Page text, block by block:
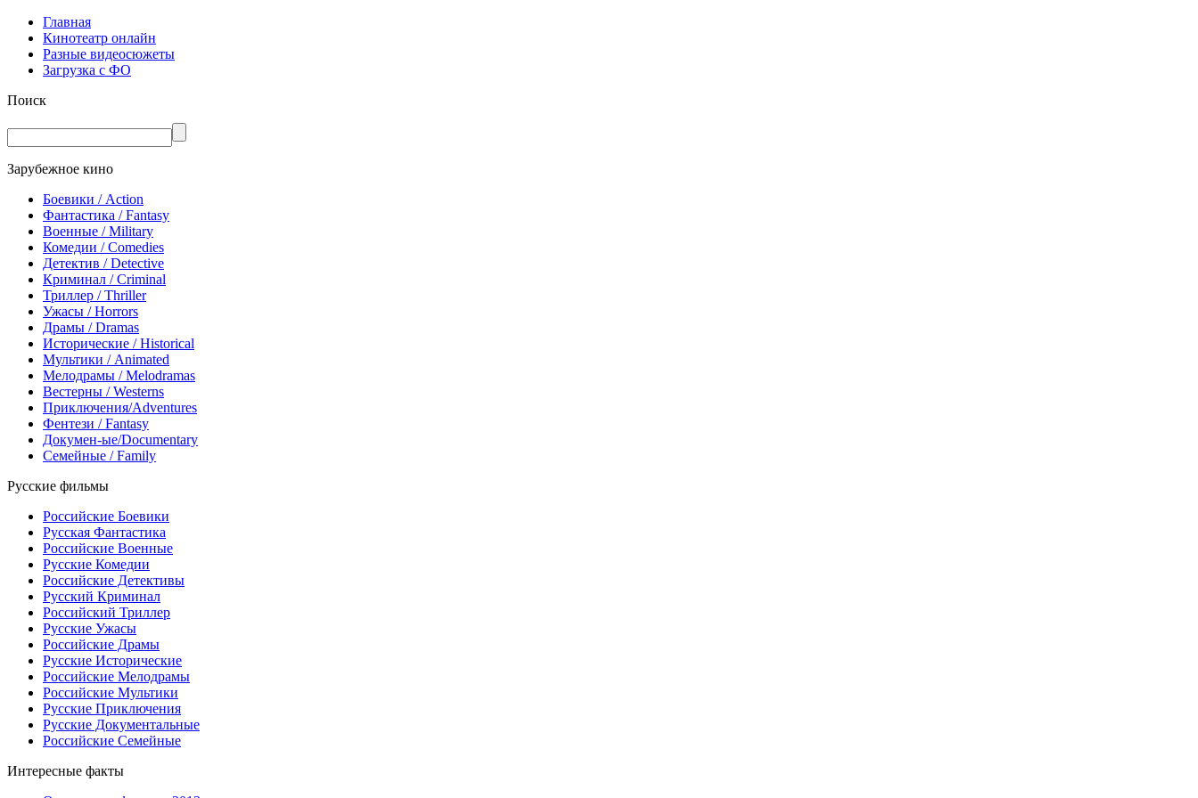
Главная
Кинотеатр онлайн
Разные видеосюжеты
Загрузка с ФО
Поиск
Зарубежное кино
Боевики / Action
Фантастика / Fantasy
Военные / Military
Комедии / Comedies
Детектив / Detective
Криминал / Criminal
Триллер / Thriller
Ужасы / Horrors
Драмы / Dramas
Исторические / Historical
Мультики / Animated
Мелодрамы / Melodramas
Вестерны / Westerns
Приключения/Adventures
Фентези / Fantasy
Докумен-ые/Documentary
Семейные / Family
Русские фильмы
Российские Боевики
Русская Фантастика
Российские Военные
Русские Комедии
Российские Детективы
Русский Криминал
Российский Триллер
Русские Ужасы
Российские Драмы
Русские Исторические
Российские Мелодрамы
Российские Мультики
Русские Приключения
Русские Документальные
Российские Семейные
Интересные факты